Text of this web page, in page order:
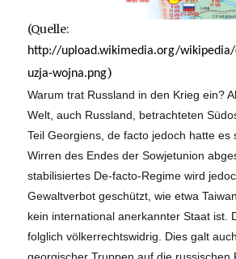
(Quelle:
http://upload.wikimedia.org/
uzja-wojna.png)
Warum trat Russland in den Krieg ein?
Welt, auch Russland, betrachteten
Teil Georgiens, de facto jedoch hatte es
Wirren des Endes der Sowjetunion
stabilisiertes De-facto-Regime wird
Gewaltverbot geschützt, wie etwa
kein international anerkannter Staat ist.
folglich völkerrechtswidrig. Dies galt
georgischer Truppen auf die russischen